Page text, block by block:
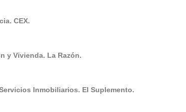
CEX.
y Vivienda. La Razón.
Inmobiliarios. El Suplemento.